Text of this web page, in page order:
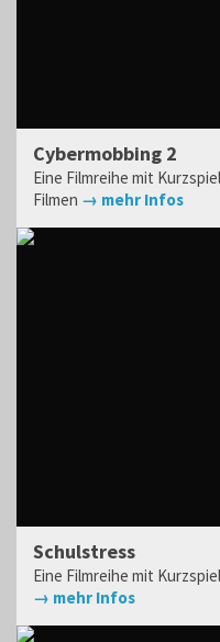
Cybermobbing 2
Eine Filmreihe mit
Filmen → mehr Infos
Schulstress
Eine Filmreihe mit
→ mehr Infos